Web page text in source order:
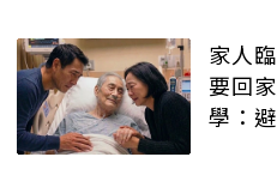
家人
要回
學：